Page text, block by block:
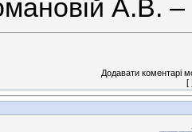
А.В. –
Додавати коментарі
[